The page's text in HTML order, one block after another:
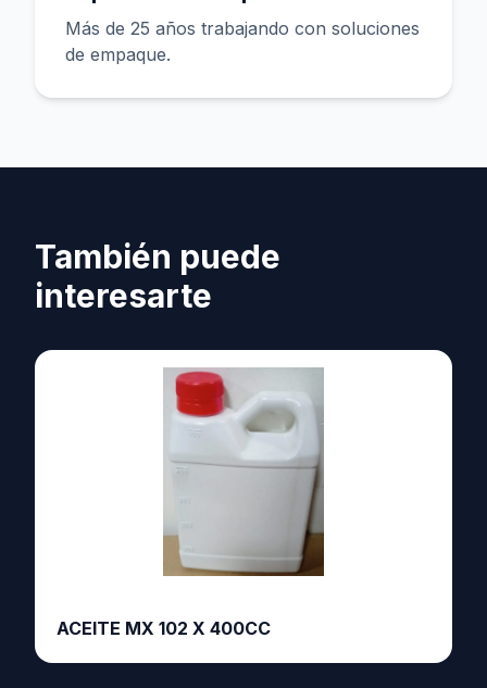
Más de 25 años trabajando con soluciones
de empaque.
También puede
interesarte
ACEITE MX 102 X 400CC